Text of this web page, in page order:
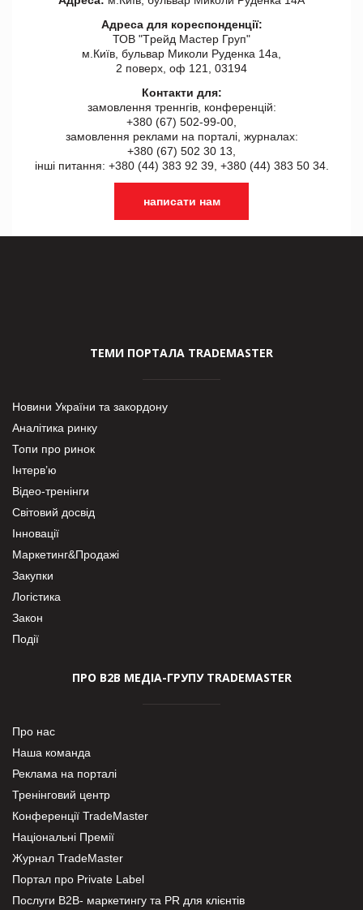
Адреса для кореспонденції:
ТОВ "Tрейд Мастер Груп"
м.Київ, бульвар Миколи Руденка 14а,
2 поверх, оф 121, 03194
Контакти для:
замовлення треннгів, конференцій:
+380 (67) 502-99-00,
замовлення реклами на порталі, журналах:
+380 (67) 502 30 13,
інші питання: +380 (44) 383 92 39, +380 (44) 383 50 34.
написати нам
ТЕМИ ПОРТАЛА TRADEMASTER
Новини України та закордону
Аналітика ринку
Топи про ринок
Інтерв’ю
Відео-тренінги
Світовий досвід
Інновації
Маркетинг&Продажі
Закупки
Логістика
Закон
Події
ПРО В2В МЕДІА-ГРУПУ TRADEMASTER
Про нас
Наша команда
Реклама на порталі
Тренінговий центр
Конференції TradeMaster
Національні Премії
Журнал TradeMaster
Портал про Private Label
Послуги В2В- маркетингу та PR для клієнтів